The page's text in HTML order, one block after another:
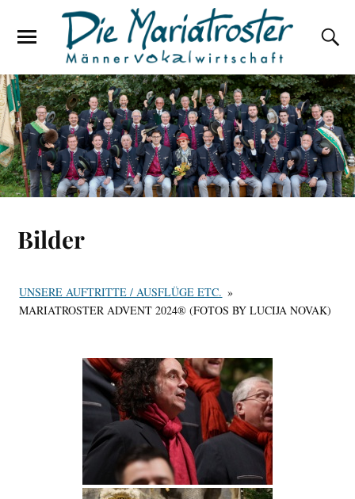
Bilder
UNSERE AUFTRITTE / AUSFLÜGE ETC. »
MARIATROSTER ADVENT 2024® (FOTOS BY LUCIJA NOVAK)